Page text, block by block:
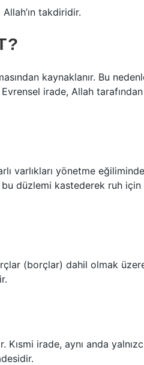
takdiridir.
kaynaklanır. Bu
irade, Allah tarafından
varlıkları yönetme
bu düzlemi kastederek ruh için
(borçlar) dahil olmak
irade, aynı anda